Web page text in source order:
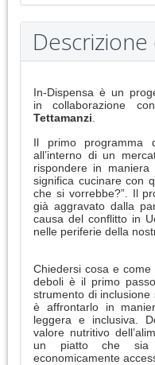
In-Dispensa è un
in collaborazione
Tettamanzi
Il primo programma
all’interno di un
rispondere in maniera
significa cucinare con
che si vorrebbe?”. Il
già aggravato dalla
causa del conflitto in
nelle periferie della
Chiedersi cosa e
deboli è il primo
strumento di inclusione
è affrontarlo in
leggera e inclusiva.
valore nutritivo
un piatto che sia
economicamente